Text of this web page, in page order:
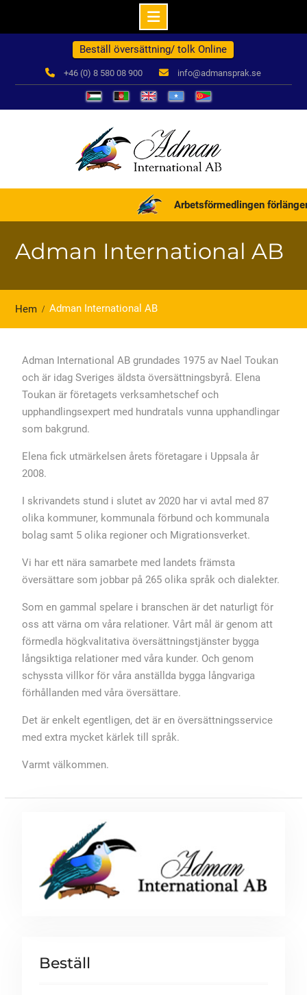
Beställ översättning/ tolk Online
+46 (0) 8 580 08 900 info@admansprak.se
العربية
درباره
ما
English Somali ብዛዕባና
Arbetsförmedlingen
Adman International AB
Hem Adman International AB
Adman International AB grundades 1975 av Nael Toukan
och är idag Sveriges äldsta översättningsbyrå. Elena
Toukan är företagets verksamhetschef och
upphandlingsexpert med hundratals vunna upphandlingar
som bakgrund.
Elena fick utmärkelsen årets företagare i Uppsala år
2008.
I skrivandets stund i slutet av 2020 har vi avtal med 87
olika kommuner, kommunala förbund och kommunala
bolag samt 5 olika regioner och Migrationsverket.
Vi har ett nära samarbete med landets främsta
översättare som jobbar på 265 olika språk och dialekter.
Som en gammal spelare i branschen är det naturligt för
oss att värna om våra relationer. Vårt mål är genom att
förmedla högkvalitativa översättningstjänster bygga
långsiktiga relationer med våra kunder. Och genom
schyssta villkor för våra anställda bygga långvariga
förhållanden med våra översättare.
Det är enkelt egentligen, det är en översättningsservice
med extra mycket kärlek till språk.
Varmt välkommen.
Beställ